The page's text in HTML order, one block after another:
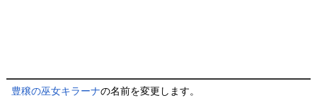
豊穣の巫女キラーナの名前を変更します。